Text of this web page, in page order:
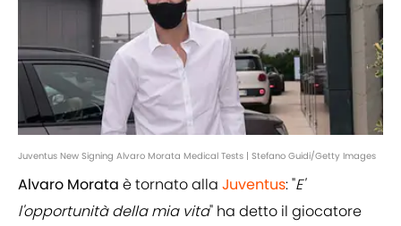
Juventus New Signing Alvaro Morata Medical Tests | Stefano Guidi/Getty Images
Alvaro Morata è tornato alla Juventus: "E'
l'opportunità della mia vita" ha detto il giocatore